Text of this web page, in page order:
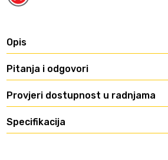
Opis
Pitanja i odgovori
Provjeri dostupnost u radnjama
Specifikacija